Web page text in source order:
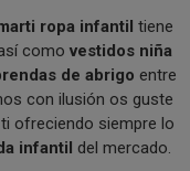
ropa infantil tiene
como vestidos niña
de abrigo entre
con ilusión os guste
ofreciendo siempre lo
infantil del mercado.